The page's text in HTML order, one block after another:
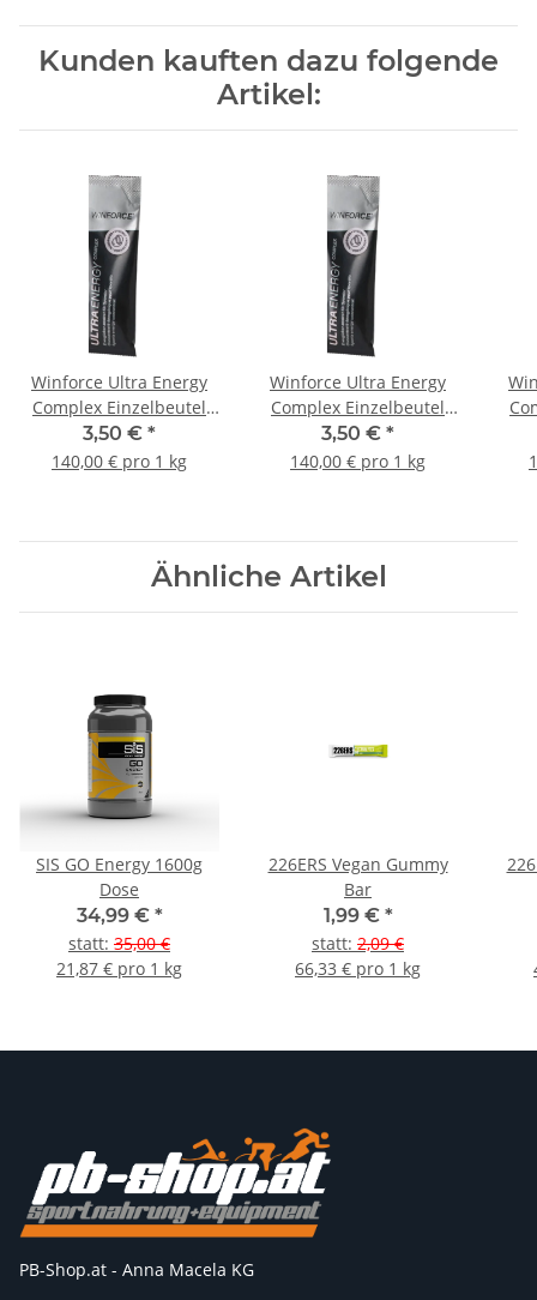
Kunden kauften dazu folgende
Artikel:
Winforce Ultra Energy
Complex Einzelbeutel
Kokos
3,50 € *
140,00 € pro 1 kg
Winforce Ultra Energy
Complex Einzelbeutel
Banane
3,50 € *
140,00 € pro 1 kg
Ähnliche Artikel
SIS GO Energy 1600g
Dose
34,99 € *
statt: 35,00 €
21,87 € pro 1 kg
226ERS Vegan Gummy
Bar
1,99 € *
statt: 2,09 €
66,33 € pro 1 kg
PB-Shop.at - Anna Macela KG